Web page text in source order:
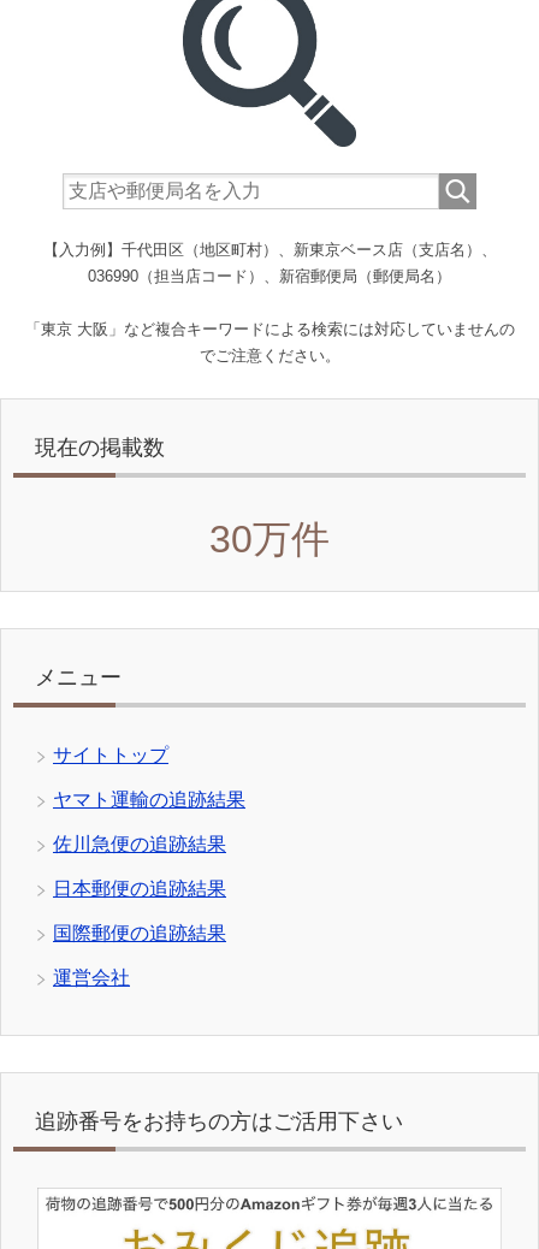
【入力例】千代田区（地区町村）、新東京ベース店（支店名）、
036990（担当店コード）、新宿郵便局（郵便局名）
「東京 大阪」など複合キーワードによる検索には対応していませんの
でご注意ください。
現在の掲載数
30万件
メニュー
サイトトップ
ヤマト運輸の追跡結果
佐川急便の追跡結果
日本郵便の追跡結果
国際郵便の追跡結果
運営会社
追跡番号をお持ちの方はご活用下さい